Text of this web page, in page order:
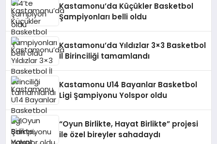
Kastamonu’da Küçükler Basketbol
Şampiyonları belli oldu
Kastamonu’da Yıldızlar 3×3 Basketbol
İl Birinciliği tamamlandı
Kastamonu U14 Bayanlar Basketbol
Ligi Şampiyonu Yolspor oldu
“Oyun Birlikte, Hayat Birlikte” projesi
ile özel bireyler sahadaydı